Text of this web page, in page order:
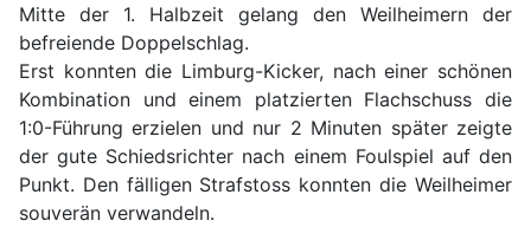
Mitte der 1. Halbzeit gelang den Weilheimern der
befreiende Doppelschlag.
Erst konnten die Limburg-Kicker, nach einer schönen
Kombination und einem platzierten Flachschuss die
1:0-Führung erzielen und nur 2 Minuten später zeigte
der gute Schiedsrichter nach einem Foulspiel auf den
Punkt. Den fälligen Strafstoss konnten die Weilheimer
souverän verwandeln.